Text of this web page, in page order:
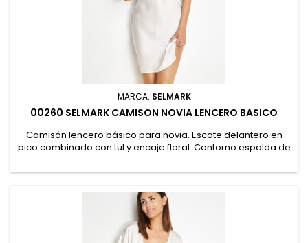
MARCA: SELMARK
00260 SELMARK CAMISON NOVIA LENCERO BASICO
Camisón lencero básico para novia. Escote delantero en
pico combinado con tul y encaje floral. Contorno espalda de
Presentación en caja especial con el logo de la marca. 25%